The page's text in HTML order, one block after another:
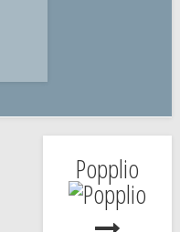
Popplio